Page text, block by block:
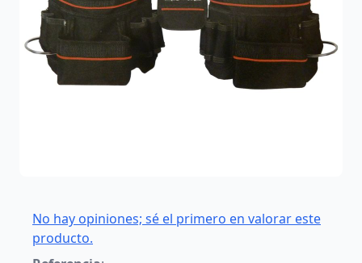
No hay opiniones; sé el primero en valorar este
producto.